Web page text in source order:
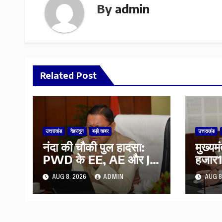
By admin
Related Post
उत्तराखंड देहरादून बड़ी खबर
नंदा की चौकी पुल हादसा:
PWD के EE, AE और JE
निलंबित, सीएम धामी के
निर्देश पर सख्त कार्रवाई
AUG 8, 2026 ADMIN
उत्तराखंड
कुल
कीAUG